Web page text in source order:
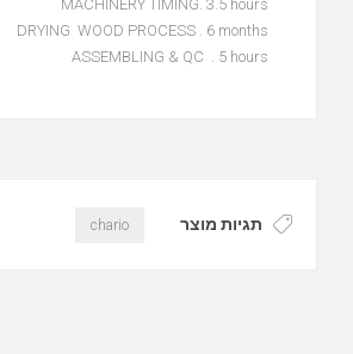
MACHINERY TIMING. 3.5 hours
DRYING WOOD PROCESS . 6 months
ASSEMBLING & QC . 5 hours
תגיות מוצר chario